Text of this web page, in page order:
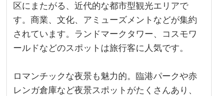
区にまたがる、近代的な都市型観光エリアで
す。商業、文化、アミューズメントなどが集約
されています。ランドマークタワー、コスモワ
ールドなどのスポットは旅行客に人気です。
ロマンチックな夜景も魅力的。臨港パークや赤
レンガ倉庫など夜景スポットがたくさんあり、